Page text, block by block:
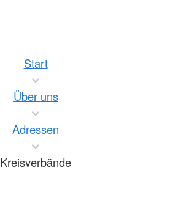
Start
Über uns
Adressen
Kreisverbände